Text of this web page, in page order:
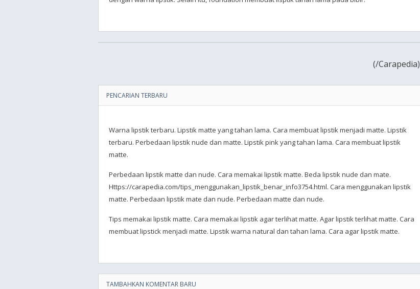
(/Carapedia)
PENCARIAN TERBARU
Warna lipstik terbaru. Lipstik matte yang tahan lama. Cara membuat lipstik menjadi matte. Lipstik
terbaru. Perbedaan lipstik nude dan matte. Lipstik pink yang tahan lama. Cara membuat lipstik
matte.
Perbedaan lipstik matte dan nude. Cara memakai lipstik matte. Beda lipstik nude dan mate.
Https://carapedia.com/tips_menggunakan_lipstik_benar_info3754.html. Cara menggunakan lipstik
matte. Perbedaan lipstik mate dan nude. Perbedaan matte dan nude.
Tips memakai lipstik matte. Cara memakai lipstik agar terlihat matte. Agar lipstik terlihat matte. Cara
membuat lipstick menjadi matte. Lipstik warna natural dan tahan lama. Cara agar lipstik matte.
TAMBAHKAN KOMENTAR BARU